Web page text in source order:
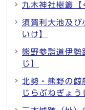
九木神社樹叢【
須賀利大池及び
いけ】
熊野参詣道伊勢
じ】
北勢・熊野の鯨
じらぶねぎょう